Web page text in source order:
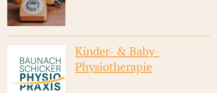
Kinder- & Baby-
Physiotherapie